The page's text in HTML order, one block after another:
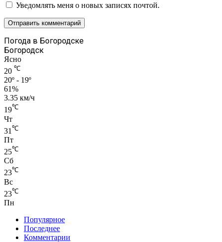
Уведомлять меня о новых записях почтой.
Погода в Богородске
Богородск
Ясно
20 ℃
20º - 19º
61%
3.35 км/ч
19℃
Чт
31 ℃
Пт
25℃
Сб
23℃
Вс
23℃
Пн
Популярное
Последнее
Комментарии